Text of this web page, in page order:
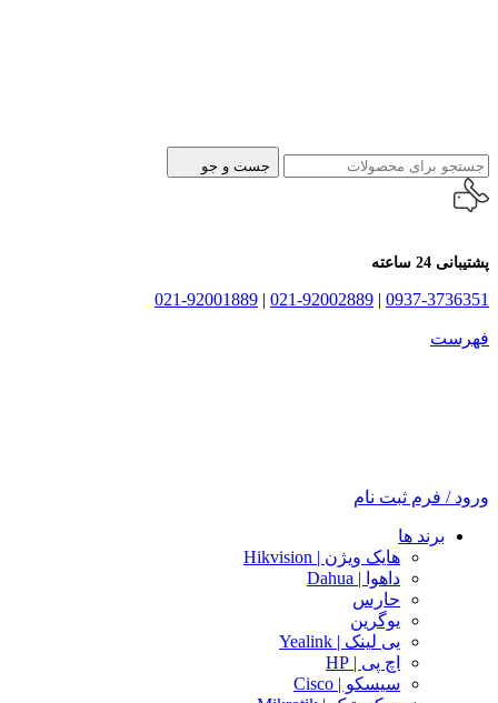
جست و جو
پشتیبانی 24 ساعته
0937-3736351
|
021-92002889
|
021-92001889
فهرست
ورود / فرم ثبت نام
برند ها
هایک ویژن | Hikvision
داهوا | Dahua
حارس
یوگرین
یی لینک | Yealink
اچ پی | HP
سیسکو | Cisco